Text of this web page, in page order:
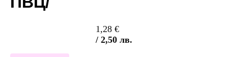
1,28 €
/ 2,50 лв.